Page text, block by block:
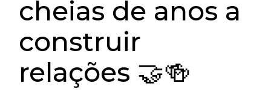
cheias de anos a
construir
relações 🤝🍻